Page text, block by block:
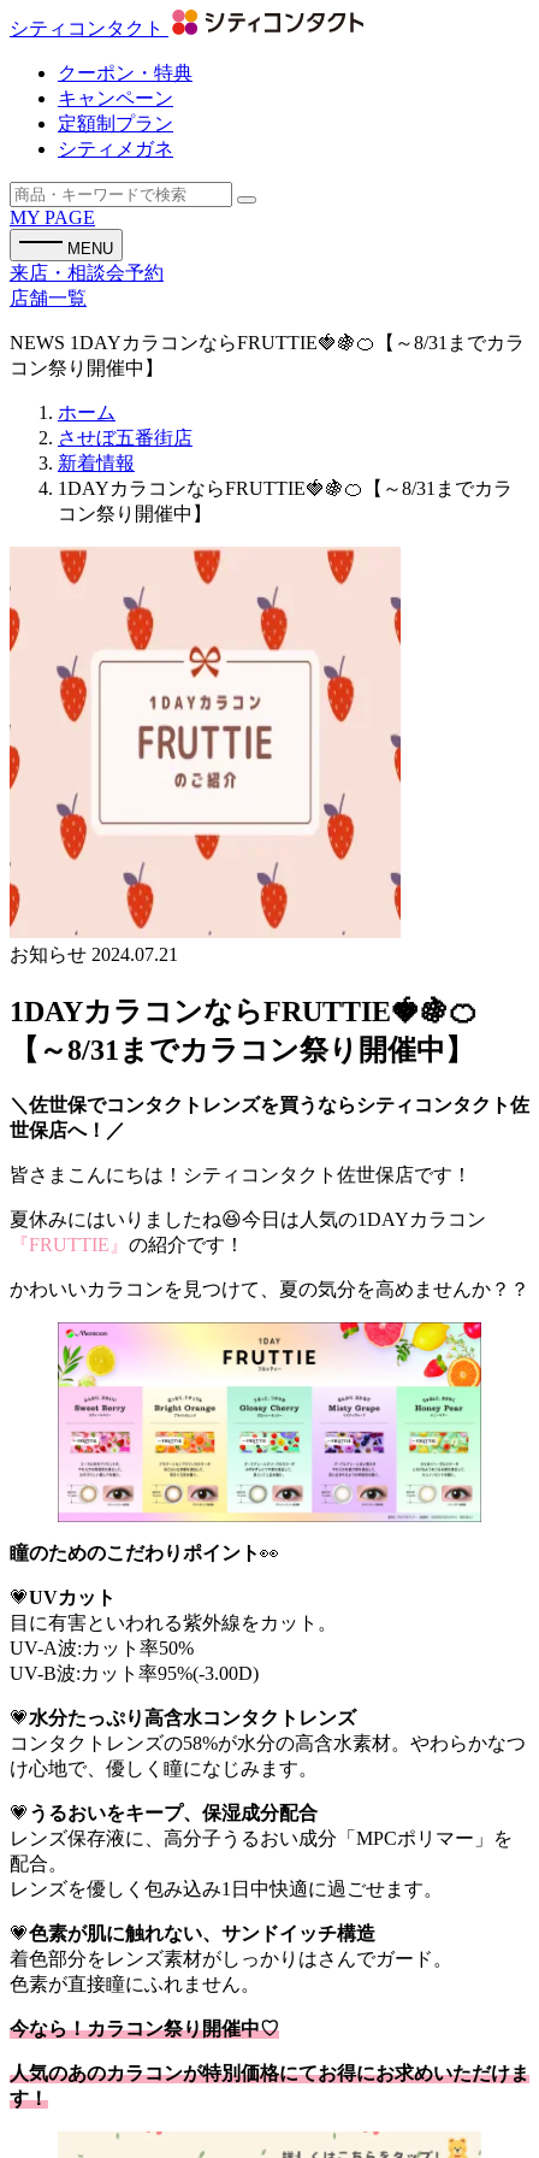
シティコンタクト
クーポン・特典
キャンペーン
定額制プラン
シティメガネ
MY PAGE
MENU
来店・相談会予約
店舗一覧
NEWS 1DAYカラコンならFRUTTIE🍓🍇🍊【～8/31までカラ
コン祭り開催中】
ホーム
させぼ五番街店
新着情報
1DAYカラコンならFRUTTIE🍓🍇🍊【～8/31までカラ
コン祭り開催中】
お知らせ 2024.07.21
1DAYカラコンならFRUTTIE🍓🍇🍊
【～8/31までカラコン祭り開催中】
＼佐世保でコンタクトレンズを買うならシティコンタクト佐
世保店へ！／
皆さまこんにちは！シティコンタクト佐世保店です！
夏休みにはいりましたね😆今日は人気の1DAYカラコン
『FRUTTIE』 の紹介です！
かわいいカラコンを見つけて、夏の気分を高めませんか？？
瞳のためのこだわりポイント👀
💗UVカット
目に有害といわれる紫外線をカット。
UV-A波:カット率50%
UV-B波:カット率95%(-3.00D)
💗水分たっぷり高含水コンタクトレンズ
コンタクトレンズの58%が水分の高含水素材。やわらかなつ
け心地で、優しく瞳になじみます。
💗 うるおいをキープ、保湿成分配合
レンズ保存液に、高分子うるおい成分「MPCポリマー」を
配合。
レンズを優しく包み込み1日中快適に過ごせます。
💗色素が肌に触れない、サンドイッチ構造
着色部分をレンズ素材がしっかりはさんでガード。
色素が直接瞳にふれません。
今なら！カラコン祭り開催中♡
人気のあのカラコンが特別価格にてお得にお求めいただけま
す！